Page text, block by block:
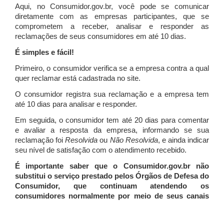
Aqui, no Consumidor.gov.br, você pode se comunicar
diretamente com as empresas participantes, que se
comprometem a receber, analisar e responder as
reclamações de seus consumidores em até 10 dias.
É simples e fácil!
Primeiro, o consumidor verifica se a empresa contra a qual
quer reclamar está cadastrada no site.
O consumidor registra sua reclamação e a empresa tem
até 10 dias para analisar e responder.
Em seguida, o consumidor tem até 20 dias para comentar
e avaliar a resposta da empresa, informando se sua
reclamação foiResolvida ou Não Resolvida, e ainda indicar
seu nível de satisfação com o atendimento recebido.
É importante saber que o Consumidor.gov.br não
substitui o serviço prestado pelos Órgãos de Defesa do
Consumidor, que continuam atendendo os
consumidores normalmente por meio de seus canais